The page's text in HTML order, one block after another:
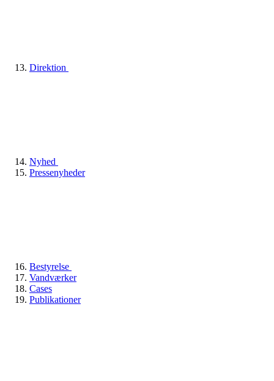
Direktion
Nyhed
Pressenyheder
Bestyrelse
Vandværker
Cases
Publikationer